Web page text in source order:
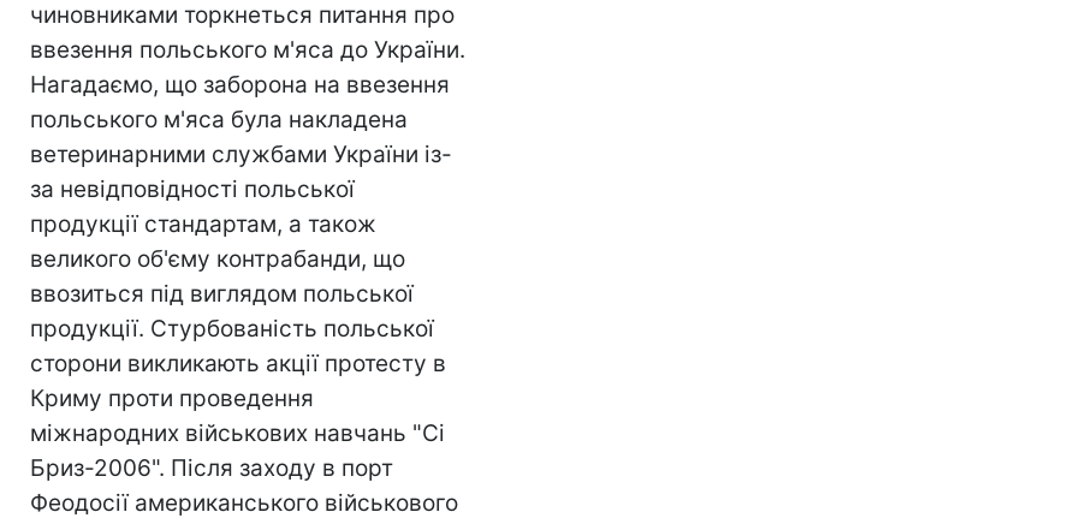
чиновниками торкнеться питання про
ввезення польського м'яса до України.
Нагадаємо, що заборона на ввезення
польського м'яса була накладена
ветеринарними службами України із-
за невідповідності польської
продукції стандартам, а також
великого об'єму контрабанди, що
ввозиться під виглядом польської
продукції. Стурбованість польської
сторони викликають акції протесту в
Криму проти проведення
міжнародних військових навчань "Сі
Бриз-2006". Після заходу в порт
Феодосії американського військового